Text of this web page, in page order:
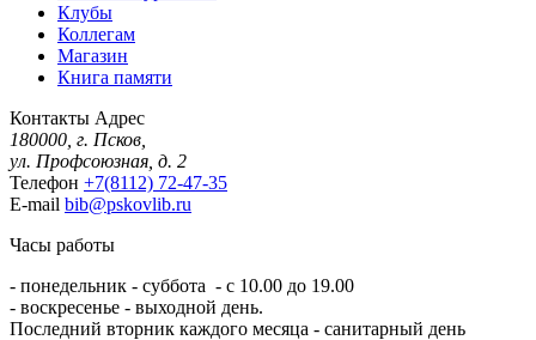
Клубы
Коллегам
Магазин
Книга памяти
Контакты Адрес
180000, г. Псков,
ул. Профсоюзная, д. 2
Телефон +7(8112) 72-47-35
E-mail bib@pskovlib.ru
Часы работы
- понедельник - суббота - с 10.00 до 19.00
- воскресенье - выходной день.
Последний вторник каждого месяца - санитарный день